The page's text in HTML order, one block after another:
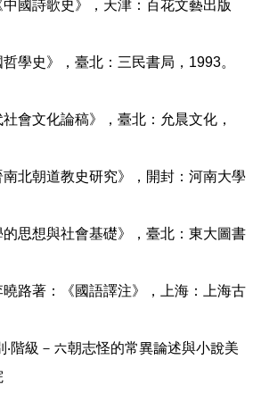
國詩歌史》，天津：百花文藝出版
學史》，臺北：三民書局，1993。
會文化論稿》，臺北：允晨文化，
北朝道教史研究》，開封：河南大學
思想與社會基礎》，臺北：東大圖書
路著：《國語譯注》，上海：上海古
‧階級－六朝志怪的常異論述與小說美